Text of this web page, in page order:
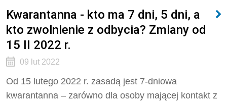
Kwarantanna - kto ma 7 dni, 5 dni, a
kto zwolnienie z odbycia? Zmiany od
15 II 2022 r.
09 lut 2022
Od 15 lutego 2022 r. zasadą jest 7-dniowa
kwarantanna – zarówno dla osoby mającej kontakt z